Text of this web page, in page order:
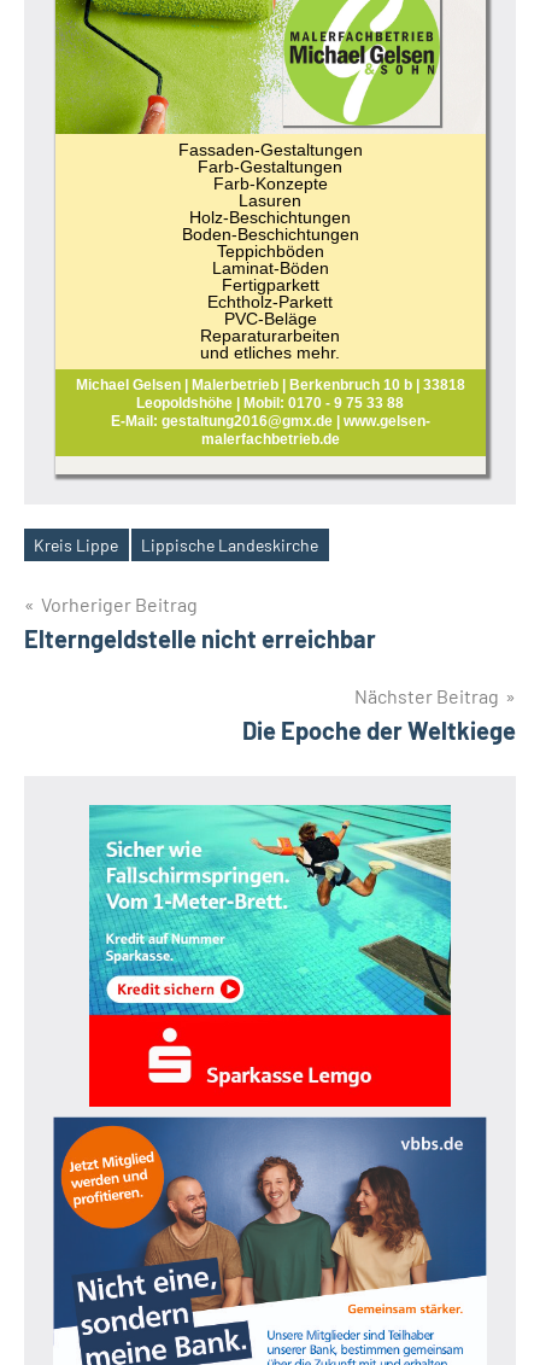
Fassaden-Gestaltungen
Farb-Gestaltungen
Farb-Konzepte
Lasuren
Holz-Beschichtungen
Boden-Beschichtungen
Teppichböden
Laminat-Böden
Fertigparkett
Echtholz-Parkett
PVC-Beläge
Reparaturarbeiten
und etliches mehr.
Michael Gelsen | Malerbetrieb | Berkenbruch 10 b | 33818
Leopoldshöhe | Mobil: 0170 - 9 75 33 88
E-Mail: gestaltung2016@gmx.de | www.gelsen-
malerfachbetrieb.de
Schlagwörter
Kreis Lippe Lippische Landeskirche
Beitragsnavigation
Vorheriger Beitrag
Elterngeldstelle nicht erreichbar
Nächster Beitrag
Die Epoche der Weltkiege